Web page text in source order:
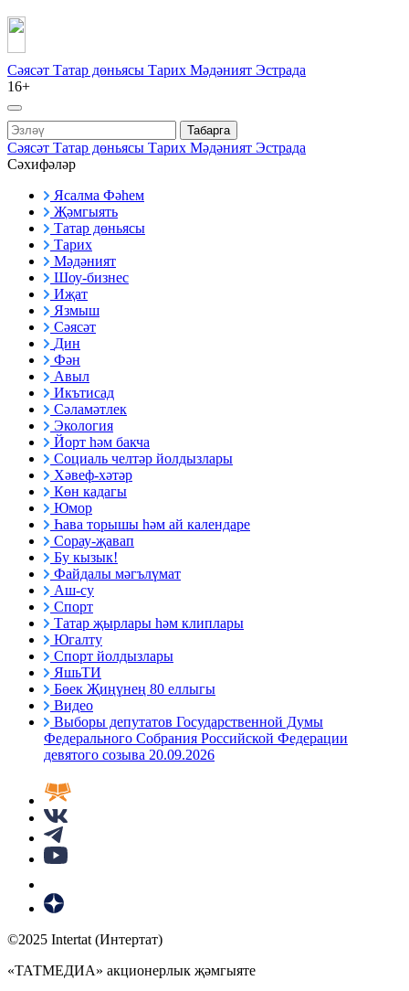
Сәясәт Татар дөньясы Тарих Мәдәният Эстрада
16+
Табарга
Сәясәт Татар дөньясы Тарих Мәдәният Эстрада
Сәхифәләр
Ясалма Фәһем
Җәмгыять
Татар дөньясы
Тарих
Мәдәният
Шоу-бизнес
Иҗат
Язмыш
Сәясәт
Дин
Фән
Авыл
Икътисад
Сәламәтлек
Экология
Йорт һәм бакча
Социаль челтәр йолдызлары
Хәвеф-хәтәр
Көн кадагы
Юмор
Һава торышы һәм ай календаре
Сорау-җавап
Бу кызык!
Файдалы мәгълүмат
Аш-су
Спорт
Татар җырлары һәм клиплары
Югалту
Спорт йолдызлары
ЯшьТИ
Бөек Җиңүнең 80 еллыгы
Видео
Выборы депутатов Государственной Думы
Федерального Собрания Российской Федерации
девятого созыва 20.09.2026
©2025 Intertat (Интертат)
«ТАТМЕДИА» акционерлык җәмгыяте